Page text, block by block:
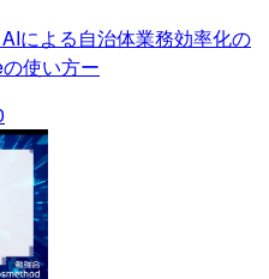
による自治体業務効率化の
使い方ー